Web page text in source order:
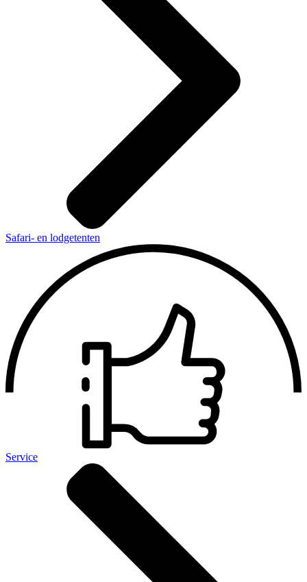
Safari- en lodgetenten
Service